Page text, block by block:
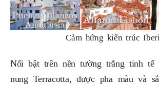
Cảm hứng kiến trúc
Nổi bật trên nền tường trắng tinh tế
nung Terracotta, được pha màu và